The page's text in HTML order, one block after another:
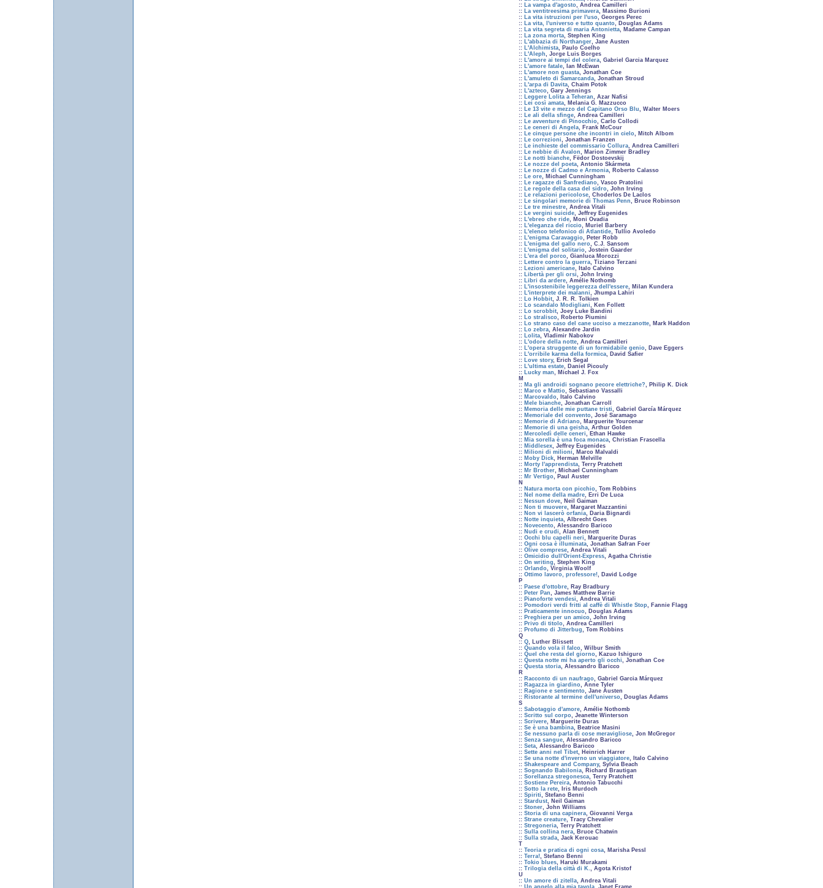
:: La vampa d'agosto, Andrea Camilleri
:: La ventitreesima primavera, Massimo Burioni
:: La vita istruzioni per l'uso, Georges Perec
:: La vita, l'universo e tutto quanto, Douglas Adams
:: La vita segreta di maria Antonietta, Madame Campan
:: La zona morta, Stephen King
:: L'abbazia di Northanger, Jane Austen
:: L'Alchimista, Paulo Coelho
:: L'Aleph, Jorge Luis Borges
:: L'amore ai tempi del colera, Gabriel Garcia Marquez
:: L'amore fatale, Ian McEwan
:: L'amore non guasta, Jonathan Coe
:: L'amuleto di Samarcanda, Jonathan Stroud
:: L'arpa di Davita, Chaim Potok
:: L'azteco, Gary Jennings
:: Leggere Lolita a Teheran, Azar Nafisi
:: Lei così amata, Melania G. Mazzucco
:: Le 13 vite e mezzo del Capitano Orso Blu, Walter Moers
:: Le ali della sfinge, Andrea Camilleri
:: Le avventure di Pinocchio, Carlo Collodi
:: Le ceneri di Angela, Frank McCour
:: Le cinque persone che incontri in cielo, Mitch Albom
:: Le correzioni, Jonathan Franzen
:: Le inchieste del commissario Collura, Andrea Camilleri
:: Le nebbie di Avalon, Marion Zimmer Bradley
:: Le notti bianche, Fëdor Dostoevskij
:: Le nozze del poeta, Antonio Skármeta
:: Le nozze di Cadmo e Armonia, Roberto Calasso
:: Le ore, Michael Cunningham
:: Le ragazze di Sanfrediano, Vasco Pratolini
:: Le regole della casa del sidro, John Irving
:: Le relazioni pericolose, Choderlos De Laclos
:: Le singolari memorie di Thomas Penn, Bruce Robinson
:: Le tre minestre, Andrea Vitali
:: Le vergini suicide, Jeffrey Eugenides
:: L'ebreo che ride, Moni Ovadia
:: L'eleganza del riccio, Muriel Barbery
:: L'elenco telefonico di Atlantide, Tullio Avoledo
:: L'enigma Caravaggio, Peter Robb
:: L'enigma del gallo nero, C.J. Sansom
:: L'enigma del solitario, Jostein Gaarder
:: L'era del porco, Gianluca Morozzi
:: Lettere contro la guerra, Tiziano Terzani
:: Lezioni americane, Italo Calvino
:: Libertà per gli orsi, John Irving
:: Libri da ardere, Amélie Nothomb
:: L'insostenibile leggerezza dell'essere, Milan Kundera
:: L'interprete dei malanni, Jhumpa Lahiri
:: Lo Hobbit, J. R. R. Tolkien
:: Lo scandalo Modigliani, Ken Follett
:: Lo scrobbit, Joey Luke Bandini
:: Lo stralisco, Roberto Piumini
:: Lo strano caso del cane ucciso a mezzanotte, Mark Haddon
:: Lo zebra, Alexandre Jardin
:: Lolita, Vladimir Nabokov
:: L'odore della notte, Andrea Camilleri
:: L'opera struggente di un formidabile genio, Dave Eggers
:: L'orribile karma della formica, David Safier
:: Love story, Erich Segal
:: L'ultima estate, Daniel Picouly
:: Lucky man, Michael J. Fox
M
:: Ma gli androidi sognano pecore elettriche?, Philip K. Dick
:: Marco e Mattio, Sebastiano Vassalli
:: Marcovaldo, Italo Calvino
:: Mele bianche, Jonathan Carroll
:: Memoria delle mie puttane tristi, Gabriel García Márquez
:: Memoriale del convento, José Saramago
:: Memorie di Adriano, Marguerite Yourcenar
:: Memorie di una geisha, Arthur Golden
:: Mercoledì delle ceneri, Ethan Hawke
:: Mia sorella è una foca monaca, Christian Frascella
:: Middlesex, Jeffrey Eugenides
:: Milioni di milioni, Marco Malvaldi
:: Moby Dick, Herman Melville
:: Morty l'apprendista, Terry Pratchett
:: Mr Brother, Michael Cunningham
:: Mr Vertigo, Paul Auster
N
:: Natura morta con picchio, Tom Robbins
:: Nel nome della madre, Erri De Luca
:: Nessun dove, Neil Gaiman
:: Non ti muovere, Margaret Mazzantini
:: Non vi lascerò orfania, Daria Bignardi
:: Notte inquieta, Albrecht Goes
:: Novecento, Alessandro Baricco
:: Nudi e crudi, Alan Bennett
:: Occhi blu capelli neri, Marguerite Duras
:: Ogni cosa è illuminata, Jonathan Safran Foer
:: Olive comprese, Andrea Vitali
:: Omicidio dull'Orient-Express, Agatha Christie
:: On writing, Stephen King
:: Orlando, Virginia Woolf
:: Ottimo lavoro, professore!, David Lodge
P
:: Paese d'ottobre, Ray Bradbury
:: Peter Pan, James Matthew Barrie
:: Pianoforte vendesi, Andrea Vitali
:: Pomodori verdi fritti al caffè di Whistle Stop, Fannie Flagg
:: Praticamente innocuo, Douglas Adams
:: Preghiera per un amico, John Irving
:: Privo di titolo, Andrea Camilleri
:: Profumo di Jitterbug, Tom Robbins
Q
:: Q, Luther Blissett
:: Quando vola il falco, Wilbur Smith
:: Quel che resta del giorno, Kazuo Ishiguro
:: Questa notte mi ha aperto gli occhi, Jonathan Coe
:: Questa storia, Alessandro Baricco
R
:: Racconto di un naufrago, Gabriel Garcia Márquez
:: Ragazza in giardino, Anne Tyler
:: Ragione e sentimento, Jane Austen
:: Ristorante al termine dell'universo, Douglas Adams
S
:: Sabotaggio d'amore, Amélie Nothomb
:: Scritto sul corpo, Jeanette Winterson
:: Scrivere, Marguerite Duras
:: Se è una bambina, Beatrice Masini
:: Se nessuno parla di cose meravigliose, Jon McGregor
:: Senza sangue, Alessandro Baricco
:: Seta, Alessandro Baricco
:: Sette anni nel Tibet, Heinrich Harrer
:: Se una notte d'inverno un viaggiatore, Italo Calvino
:: Shakespeare and Company, Sylvia Beach
:: Sognando Babilonia, Richard Brautigan
:: Sorellanza stregonesca, Terry Pratchett
:: Sostiene Pereira, Antonio Tabucchi
:: Sotto la rete, Iris Murdoch
:: Spiriti, Stefano Benni
:: Stardust, Neil Gaiman
:: Stoner, John Williams
:: Storia di una capinera, Giovanni Verga
:: Strane creature, Tracy Chevalier
:: Stregoneria, Terry Pratchett
:: Sulla collina nera, Bruce Chatwin
:: Sulla strada, Jack Kerouac
T
:: Teoria e pratica di ogni cosa, Marisha Pessl
:: Terra!, Stefano Benni
:: Tokio blues, Haruki Murakami
:: Trilogia della città di K., Agota Kristof
U
:: Un amore di zitella, Andrea Vitali
:: Un angelo alla mia tavola , Janet Frame